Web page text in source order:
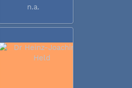
Council...
n.a.